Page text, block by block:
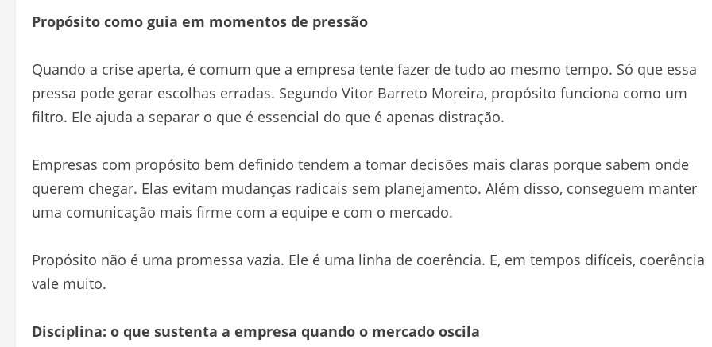
Propósito como guia em momentos de pressão
Quando a crise aperta, é comum que a empresa tente fazer de tudo ao mesmo tempo. Só que essa
pressa pode gerar escolhas erradas. Segundo Vitor Barreto Moreira, propósito funciona como um
filtro. Ele ajuda a separar o que é essencial do que é apenas distração.
Empresas com propósito bem definido tendem a tomar decisões mais claras porque sabem onde
querem chegar. Elas evitam mudanças radicais sem planejamento. Além disso, conseguem manter
uma comunicação mais firme com a equipe e com o mercado.
Propósito não é uma promessa vazia. Ele é uma linha de coerência. E, em tempos difíceis, coerência
vale muito.
Disciplina: o que sustenta a empresa quando o mercado oscila